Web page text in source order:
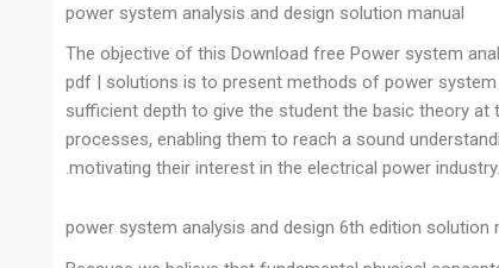
power system analysis and design solution manual
The objective of this Download free Power system
pdf | solutions is to present methods of power
sufficient depth to give the student the basic theory at
processes, enabling them to reach a sound
motivating their interest in the electrical power
power system analysis and design 6th edition solution